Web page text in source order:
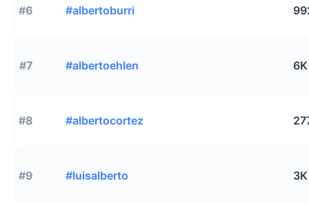
#6 #albertoburri
#7 #albertoehlen 6K
#8 #albertocortez
#9 #luisalberto 3K